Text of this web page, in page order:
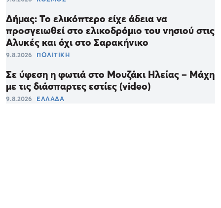
Δήμας: Το ελικόπτερο είχε άδεια να
προσγειωθεί στο ελικοδρόμιο του νησιού στις
Αλυκές και όχι στο Σαρακήνικο
9.8.2026 ΠΟΛΙΤΙΚΗ
Σε ύφεση η φωτιά στο Μουζάκι Ηλείας – Μάχη
με τις διάσπαρτες εστίες (video)
9.8.2026 ΕΛΛΑΔΑ